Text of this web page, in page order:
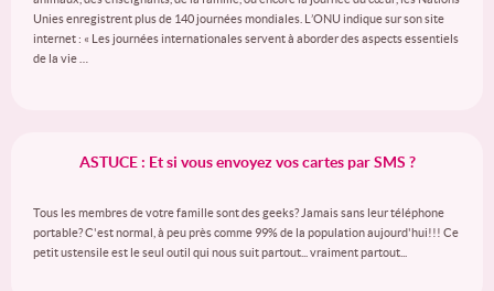
Unies enregistrent plus de 140 journées mondiales. L’ONU indique sur son site
internet : « Les journées internationales servent à aborder des aspects essentiels
de la vie …
ASTUCE : Et si vous envoyez vos cartes par SMS ?
Tous les membres de votre famille sont des geeks? Jamais sans leur téléphone
portable? C'est normal, à peu près comme 99% de la population aujourd'hui!!! Ce
petit ustensile est le seul outil qui nous suit partout... vraiment partout...